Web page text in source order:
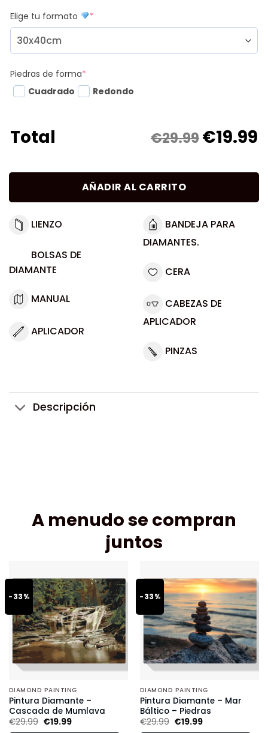
Elige tu formato *
Piedras de forma*
Cuadrado
Redondo
Total €29.99€19.99
AÑADIR AL CARRITO
LIENZO
BOLSAS DE
DIAMANTE
MANUAL
APLICADOR
BANDEJA PARA
DIAMANTES.
CERA
CABEZAS DE
APLICADOR
PINZAS
Descripción
A menudo se compran
juntos
-33%
DIAMOND PAINTING
Pintura Diamante –
Cascada de Mumlava
€29.99 €19.99
-33%
DIAMOND PAINTING
Pintura Diamante – Mar
Báltico – Piedras
€29.99 €19.99